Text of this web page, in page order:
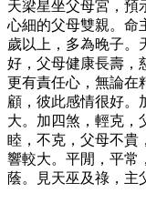
天梁星坐父母宮，預
心細的父母雙親。命
歲以上，多為晚子。
好，父母健康長壽，
更有責任心，無論在
顧，彼此感情很好。
大。加四煞，輕克，
睦，不克，父母不貴
響較大。平閒，平常
蔭。見天巫及祿，主